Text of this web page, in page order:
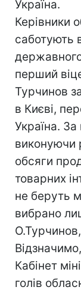
Україна.
Керівники
саботують
перший
Турчинов
в Києві,
Україна.
виконуючи
обсяги
товарних
не беруть
вибрано
Кабінет
голів